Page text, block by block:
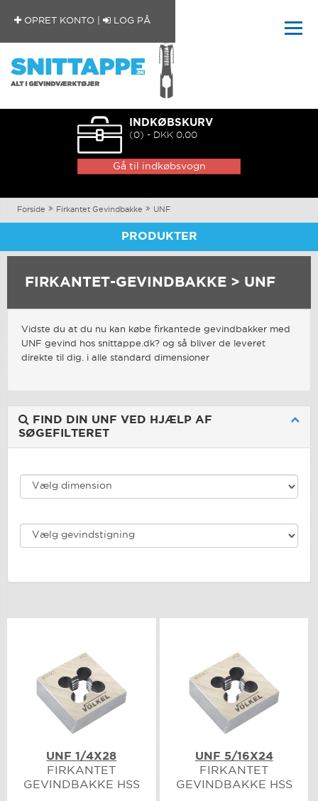
OPRET KONTO LOG PÅ
INDKØBSKURV
(0) - DKK 0,00
Gå til indkøbsvogn
Forside Firkantet Gevindbakke UNF
PRODUKTER
FIRKANTET-GEVINDBAKKE > UNF
Vidste du at du nu kan købe firkantede gevindbakker med
UNF gevind hos snittappe.dk? og så bliver de leveret
direkte til dig. i alle standard dimensioner
FIND DIN UNF VED HJÆLP AF
SØGEFILTERET
UNF 1/4X28
FIRKANTET
GEVINDBAKKE HSS
UNF 5/16X24
FIRKANTET
GEVINDBAKKE HSS